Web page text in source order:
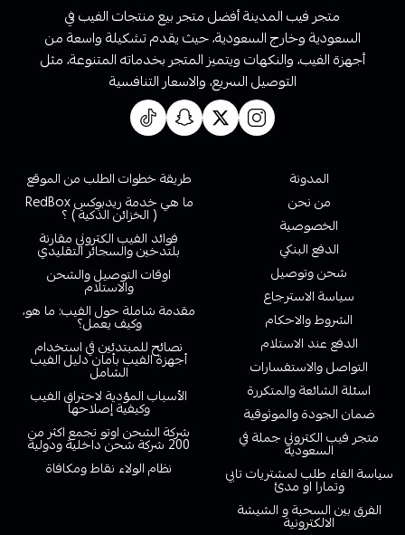
متجر فيب المدينة أفضل متجر بيع منتجات الفيب في
السعودية وخارج السعودية، حيث يقدم تشكيلة واسعة من
أجهزة الفيب، والنكهات ويتميز المتجر بخدماته المتنوعة، مثل
التوصيل السريع، والاسعار التنافسية
المدونة
من نحن
الخصوصية
الدفع البنكي
شحن وتوصيل
سياسة الاسترجاع
الشروط والاحكام
الدفع عند الاستلام
التواصل والاستفسارات
اسئلة الشائعة والمتكررة
ضمان الجودة والموثوقية
متجر فيب الكتروني جملة في
السعودية
سياسة الغاء طلب لمشتريات تابي
وتمارا او مدئ
الفرق بين السحبة و الشيشة
الالكترونية
طريقة خطوات الطلب من الموقع
ما هي خدمة ريدبوكس RedBox
( الخزائن الذكية ) ؟
فوائد الفيب الكتروني مقارنة
بلتدخين والسجائر التقليدي
اوقات التوصيل والشحن
والاستلام
مقدمة شاملة حول الفيب: ما هو،
وكيف يعمل؟
نصائح للمبتدئين في استخدام
أجهزة الفيب بأمان دليل الفيب
الشامل
الأسباب المؤدية لاحتراق الفيب
وكيفية إصلاحها
شركة الشحن اوتو تجمع اكثر من
200 شركة شحن داخلية ودولية
نظام الولاء نقاط ومكافاة